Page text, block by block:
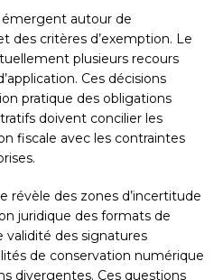
autour de
des critères d’exemption. Le
plusieurs recours
Ces décisions
pratique des obligations
doivent concilier les
fiscale avec les contraintes
révèle des zones d’incertitude
juridique des formats de
validité des signatures
de conservation numérique
divergentes. Ces questions